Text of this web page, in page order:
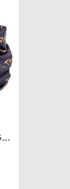
THERM-IC NW COOL LIGHT Carbon Thermic